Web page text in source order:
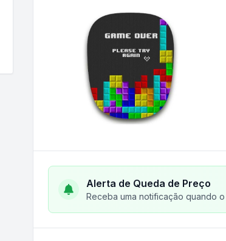
Alerta de Queda de Preço
Receba uma notificação quando